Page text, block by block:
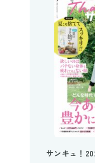
サンキュ！